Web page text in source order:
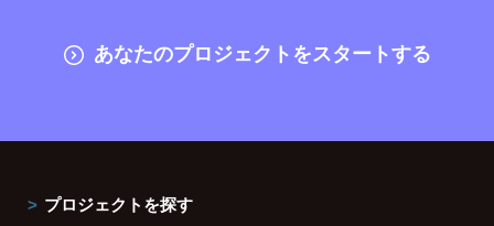
あなたのプロジェクトをスタートする
プロジェクトを探す